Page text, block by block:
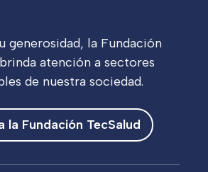
generosidad, la Fundación
atención a sectores
de nuestra sociedad.
la Fundación TecSalud